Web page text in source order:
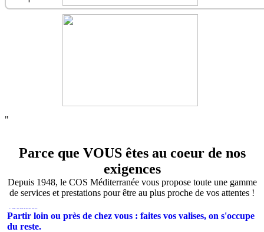
"
Parce que VOUS êtes au coeur de nos
exigences
Depuis 1948, le COS Méditerranée vous propose toute une gamme
de services et prestations pour être au plus proche de vos attentes !
Partir loin ou près de chez vous : faites vos valises, on s'occupe
du reste.